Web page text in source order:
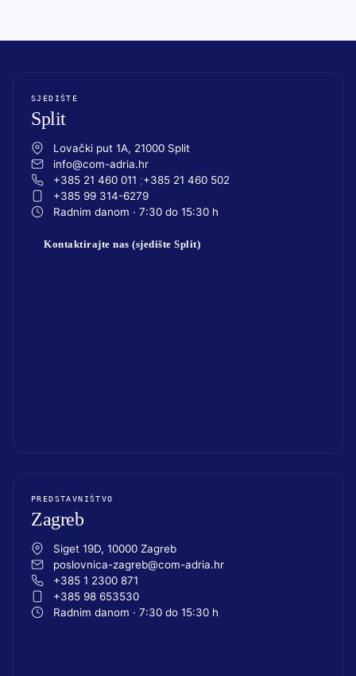
SJEDIŠTE
Split
Lovački put 1A, 21000 Split
info@com-adria.hr
+385 21 460 011
+385 21 460 502
+385 99 314-6279
Radnim danom · 7:30 do 15:30 h
Kontaktirajte nas (sjedište Split)
PREDSTAVNIŠTVO
Zagreb
Siget 19D, 10000 Zagreb
poslovnica-zagreb@com-adria.hr
+385 1 2300 871
+385 98 653530
Radnim danom · 7:30 do 15:30 h